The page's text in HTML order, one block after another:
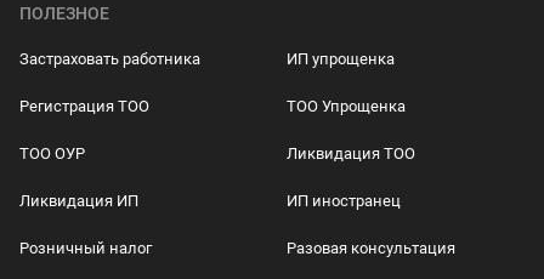
ПОЛЕЗНОЕ
Застраховать работника ИП упрощенка
Регистрация ТОО ТОО Упрощенка
ТОО ОУР Ликвидация ТОО
Ликвидация ИП ИП иностранец
Розничный налог Разовая консультация